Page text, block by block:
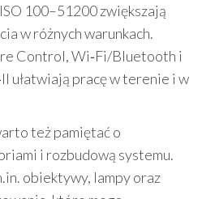
100–51200 zwiększają
w różnych warunkach.
Control, Wi‑Fi/Bluetooth i
ułatwiają pracę w terenie i w
też pamiętać o
i rozbudową systemu.
obiektywy, lampy oraz